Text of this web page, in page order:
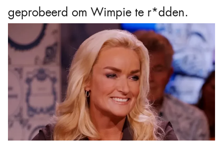
geprobeerd om Wimpie te r*dden.